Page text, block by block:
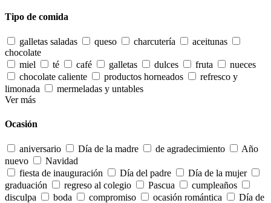
Tipo de comida
galletas saladas queso charcutería
aceitunas
chocolate
miel
té café galletas dulces fruta
nueces
chocolate caliente
productos horneados
refresco y
limonada
mermeladas y untables
Ver más
Ocasión
aniversario Día de la madre de agradecimiento
Año
nuevo
Navidad
fiesta de inauguración
Día del padre
Día de la mujer
graduación
regreso al colegio Pascua
cumpleaños
disculpa
boda compromiso ocasión romántica
Día de